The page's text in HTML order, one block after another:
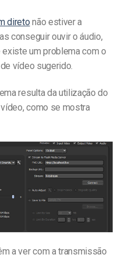
direto não estiver a
conseguir ouvir o áudio,
um problema com o
vídeo sugerido.
resulta da utilização do
como se mostra
a ver com a transmissão